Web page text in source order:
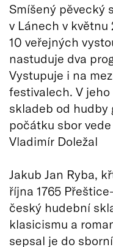
Smíšený pěvecký
v Lánech v květnu
10 veřejných
nastuduje dva
Vystupuje i na
festivalech. V
skladeb od hudby
počátku sbor
Vladimír Doležal
Jakub Jan Ryba,
října 1765
český hudební
klasicismu a
sepsal je do